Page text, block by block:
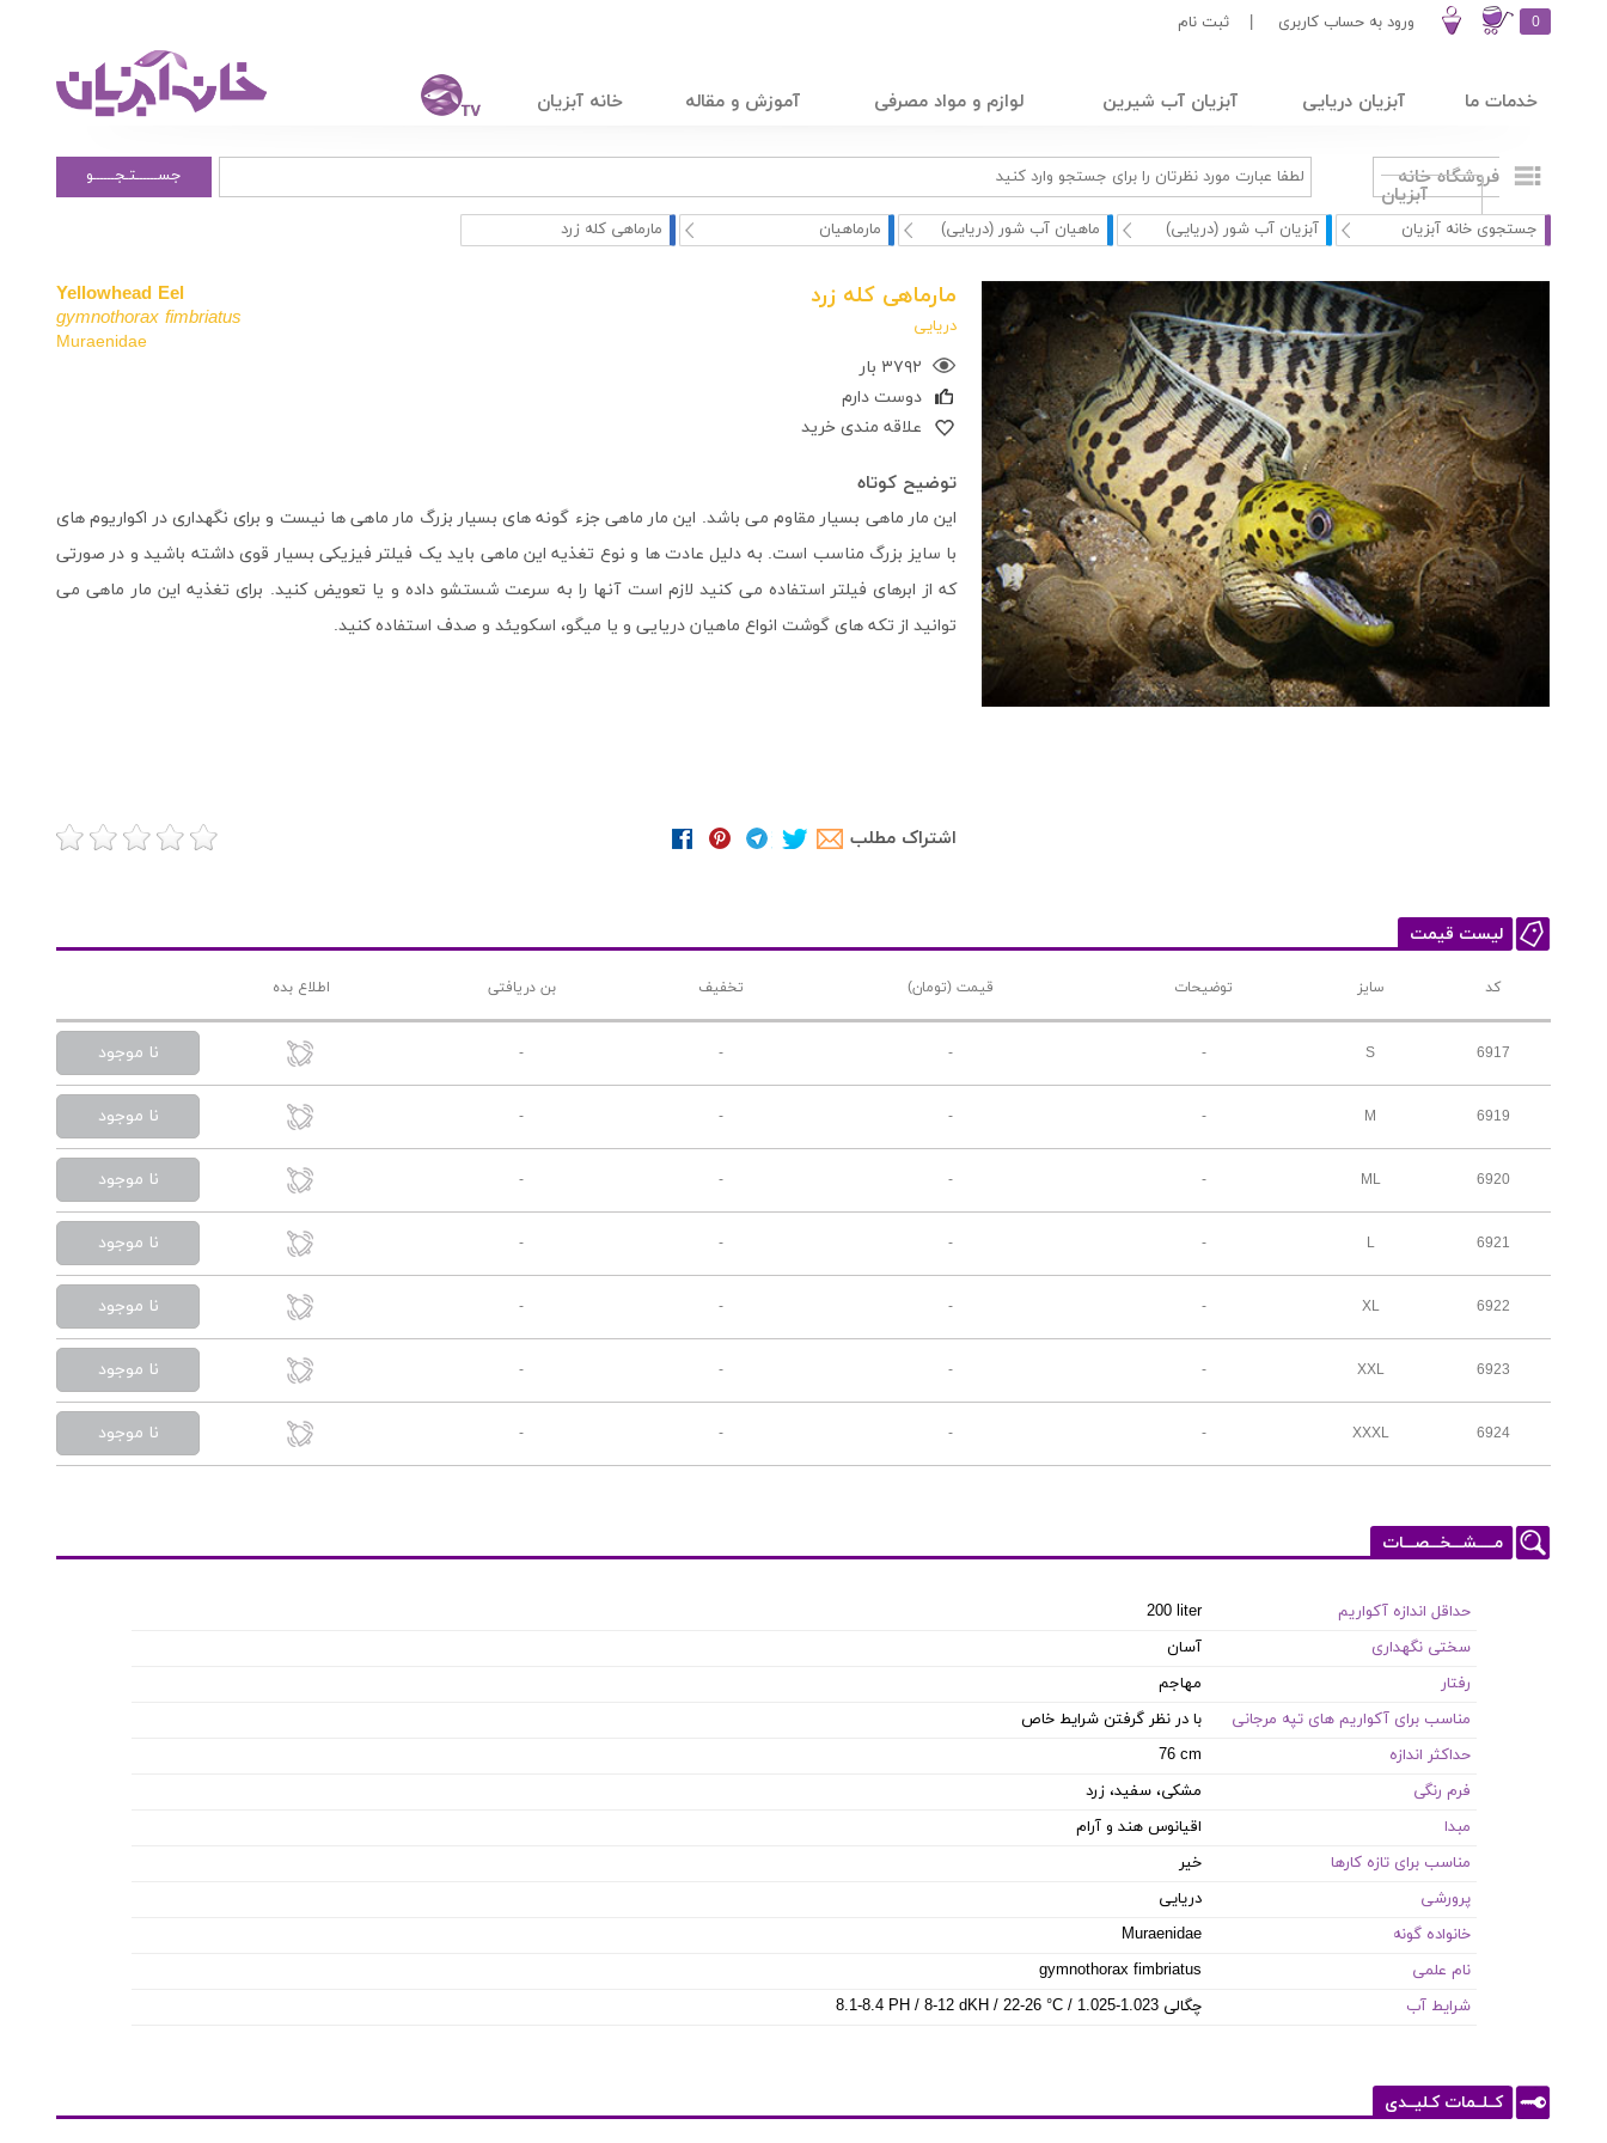
0 ورود به حساب کاربری ثبت نام
خدمات ما آبزیان دریایی آبزیان آب شیرین لوازم و مواد مصرفی آموزش و مقاله خانه آبزیان
فروشگاه خانه
آبزیان
جســــــتـجــــــو
جستجوی خانه آبزیان آبزیان آب شور (دریایی) ماهیان آب شور (دریایی) مارماهیان مارماهی کله زرد
مارماهی کله زرد
دریایی
۳۷۹۲ بار
دوست دارم
علاقه مندی خرید
Yellowhead Eel
gymnothorax fimbriatus
Muraenidae
توضیح کوتاه
این مار ماهی بسیار مقاوم می باشد. این مار ماهی جزء گونه های بسیار بزرگ مار ماهی ها نیست و برای نگهداری در اکواریوم های
با سایز بزرگ مناسب است. به دلیل عادت ها و نوع تغذیه این ماهی باید یک فیلتر فیزیکی بسیار قوی داشته باشید و در صورتی
که از ابرهای فیلتر استفاده می کنید لازم است آنها را به سرعت شستشو داده و یا تعویض کنید. برای تغذیه این مار ماهی می
توانید از تکه های گوشت انواع ماهیان دریایی و یا میگو، اسکویئد و صدف استفاده کنید.
اشتراک مطلب
لیست قیمت
کد سایز توضیحات قیمت (تومان) تخفیف بن دریافتی اطلاع بده
6917
S
-
-
-
- نا موجود
6919
M
-
-
-
- نا موجود
6920
ML
-
-
-
- نا موجود
6921
L
-
-
-
- نا موجود
6922
XL
-
-
-
- نا موجود
6923
XXL
-
-
-
- نا موجود
6924
XXXL
-
-
-
- نا موجود
مـــــشـــخـــصـــات
حداقل اندازه آکواریم
200 liter
سختی نگهداری
آسان
رفتار
مهاجم
مناسب برای آکواریم های تپه مرجانی
با در نظر گرفتن شرایط خاص
حداکثر اندازه
76 cm
فرم رنگی
مشکی، سفید، زرد
مبدا
اقیانوس هند و آرام
مناسب برای تازه کارها
خیر
پرورشی
دریایی
خانواده گونه
Muraenidae
نام علمی
gymnothorax fimbriatus
شرایط آب
8.1-8.4 PH / 8-12 dKH / 22-26 °C / چگالی 1.023-1.025
کــلــمات کـلیــدی